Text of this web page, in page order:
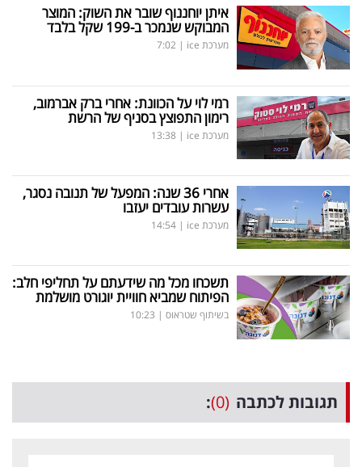
איתן יוחננוף שובר את השוק: המוצר
המבוקש שנמכר ב-199 שקל בלבד
מערכת ice |
7:02
רמי לוי על הכוונת: אחרי ברק אברמוב,
רימון התפוצץ בסניף של הרשת
מערכת ice |
13:38
אחרי 36 שנה: המפעל של תנובה נסגר,
עשרות עובדים יעזבו
מערכת ice |
14:54
תשכחו מכל מה שידעתם על תחליפי חלב:
הפיתוח שמביא חוויית יוגורט מושלמת
בשיתוף שטראוס |
10:23
תגובות לכתבה (0)
: